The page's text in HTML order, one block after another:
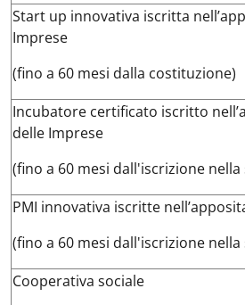
Start up innovativa iscritta
Imprese
(fino a 60 mesi dalla costituzione)
Incubatore certificato iscritto
delle Imprese
(fino a 60 mesi dall'iscrizione nella
PMI innovativa iscritte
(fino a 60 mesi dall'iscrizione nella
Cooperativa sociale